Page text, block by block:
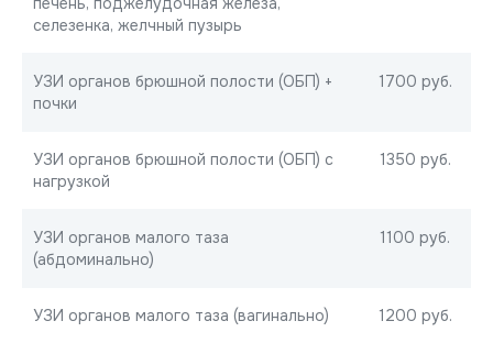
селезенка, желчный пузырь
УЗИ органов брюшной полости (ОБП) +
почки
1700 руб.
УЗИ органов брюшной полости (ОБП) с
нагрузкой
1350 руб.
УЗИ органов малого таза
(абдоминально)
1100 руб.
УЗИ органов малого таза (вагинально) 1200 руб.